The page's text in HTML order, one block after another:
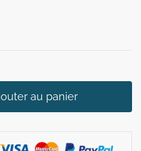
au panier